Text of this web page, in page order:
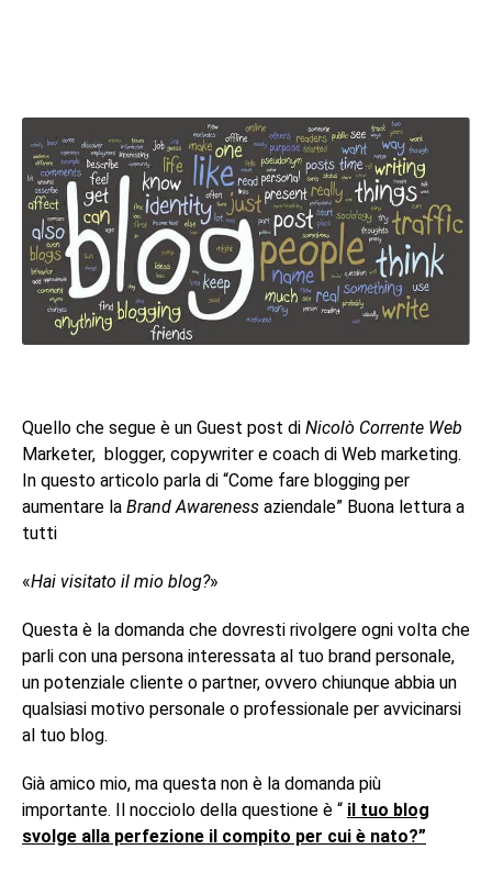
Quello che segue è un Guest post di Nicolò Corrente Web
Marketer, blogger, copywriter e coach di Web marketing.
In questo articolo parla di “Come fare blogging per
aumentare la Brand Awareness aziendale” Buona lettura a
tutti
«Hai visitato il mio blog?»
Questa è la domanda che dovresti rivolgere ogni volta che
parli con una persona interessata al tuo brand personale,
un potenziale cliente o partner, ovvero chiunque abbia un
qualsiasi motivo personale o professionale per avvicinarsi
al tuo blog.
Già amico mio, ma questa non è la domanda più
importante. Il nocciolo della questione è “ il tuo blog
svolge alla perfezione il compito per cui è nato?”